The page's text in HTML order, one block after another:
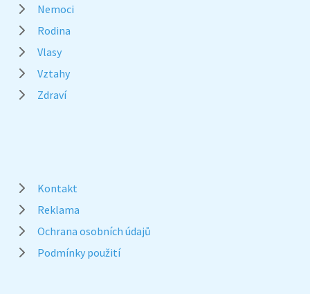
Nemoci
Rodina
Vlasy
Vztahy
Zdraví
Kontakt
Reklama
Ochrana osobních údajů
Podmínky použití